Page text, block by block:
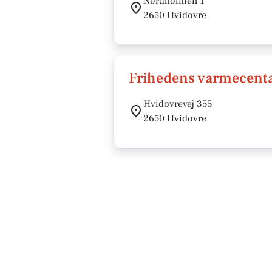
2650 Hvidovre
Frihedens
Hvidovrevej 355
2650 Hvidovre